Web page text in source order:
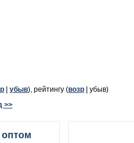
убыв), рейтингу (возр | убыв)
>>
оптом